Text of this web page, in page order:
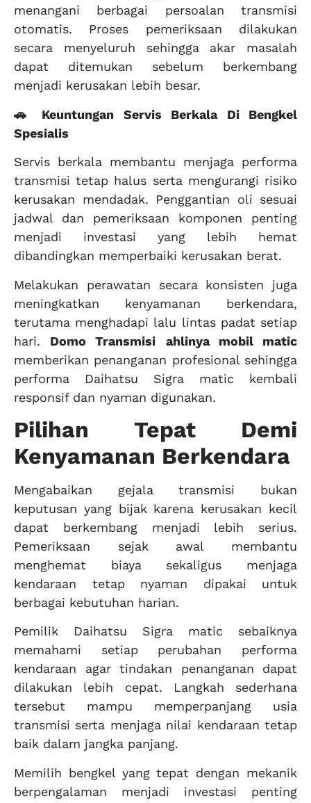
menangani berbagai persoalan transmisi
otomatis. Proses pemeriksaan dilakukan
secara menyeluruh sehingga akar masalah
dapat ditemukan sebelum berkembang
menjadi kerusakan lebih besar.
🚗 Keuntungan Servis Berkala Di Bengkel
Spesialis
Servis berkala membantu menjaga performa
transmisi tetap halus serta mengurangi risiko
kerusakan mendadak. Penggantian oli sesuai
jadwal dan pemeriksaan komponen penting
menjadi investasi yang lebih hemat
dibandingkan memperbaiki kerusakan berat.
Melakukan perawatan secara konsisten juga
meningkatkan kenyamanan berkendara,
terutama menghadapi lalu lintas padat setiap
hari. Domo Transmisi
ahlinya mobil matic
memberikan penanganan profesional sehingga
performa Daihatsu Sigra matic kembali
responsif dan nyaman digunakan.
Pilihan Tepat Demi
Kenyamanan Berkendara
Mengabaikan gejala transmisi bukan
keputusan yang bijak karena kerusakan kecil
dapat berkembang menjadi lebih serius.
Pemeriksaan sejak awal membantu
menghemat biaya sekaligus menjaga
kendaraan tetap nyaman dipakai untuk
berbagai kebutuhan harian.
Pemilik Daihatsu Sigra matic sebaiknya
memahami setiap perubahan performa
kendaraan agar tindakan penanganan dapat
dilakukan lebih cepat. Langkah sederhana
tersebut mampu memperpanjang usia
transmisi serta menjaga nilai kendaraan tetap
baik dalam jangka panjang.
Memilih bengkel yang tepat dengan mekanik
berpengalaman menjadi investasi penting